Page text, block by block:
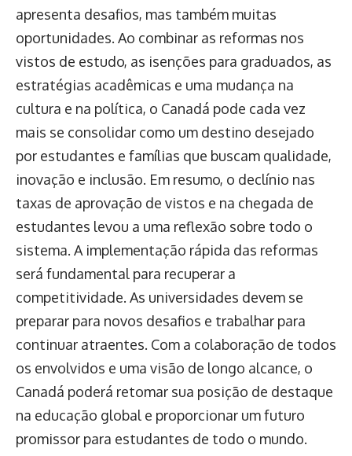
apresenta desafios, mas também muitas
oportunidades. Ao combinar as reformas nos
vistos de estudo, as isenções para graduados, as
estratégias acadêmicas e uma mudança na
cultura e na política, o Canadá pode cada vez
mais se consolidar como um destino desejado
por estudantes e famílias que buscam qualidade,
inovação e inclusão. Em resumo, o declínio nas
taxas de aprovação de vistos e na chegada de
estudantes levou a uma reflexão sobre todo o
sistema. A implementação rápida das reformas
será fundamental para recuperar a
competitividade. As universidades devem se
preparar para novos desafios e trabalhar para
continuar atraentes. Com a colaboração de todos
os envolvidos e uma visão de longo alcance, o
Canadá poderá retomar sua posição de destaque
na educação global e proporcionar um futuro
promissor para estudantes de todo o mundo.